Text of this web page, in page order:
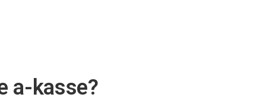
a-kasse?